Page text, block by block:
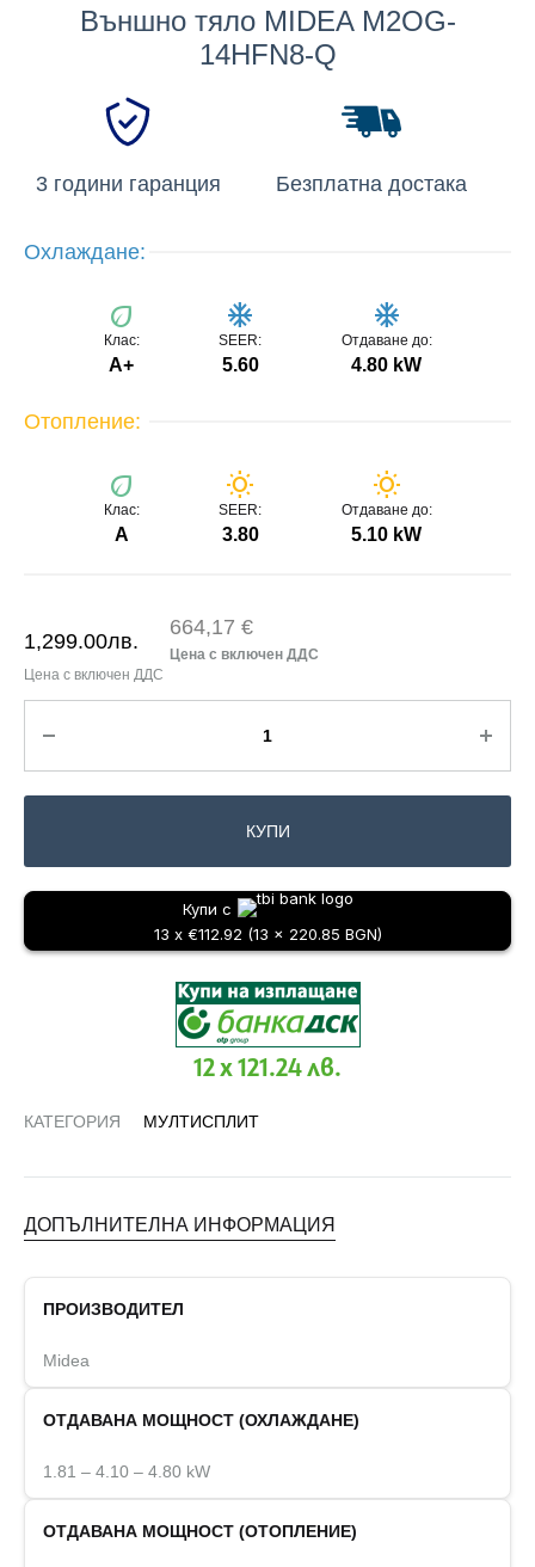
Външно тяло MIDEA M2OG-
14HFN8-Q
3 години гаранция Безплатна достака
Охлаждане:
eco
Клас:
А+
ac_unit
SEER:
5.60
ac_unit
Отдаване до:
4.80 kW
Отопление:
eco
Клас:
A
wb_sunny
SEER:
3.80
wb_sunny
Отдаване до:
5.10 kW
1,299.00лв.
664,17 €
КУПИ
Купи с
13 x €112.92 (13 x 220.85 BGN)
12 x 121.24 лв.
КАТЕГОРИЯ МУЛТИСПЛИТ
ДОПЪЛНИТЕЛНА ИНФОРМАЦИЯ
ПРОИЗВОДИТЕЛ
Midea
ОТДАВАНА МОЩНОСТ (ОХЛАЖДАНЕ)
1.81 – 4.10 – 4.80 kW
ОТДАВАНА МОЩНОСТ (ОТОПЛЕНИЕ)